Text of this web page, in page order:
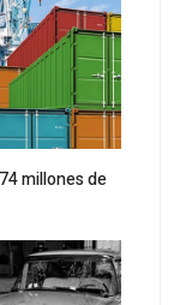
millones de